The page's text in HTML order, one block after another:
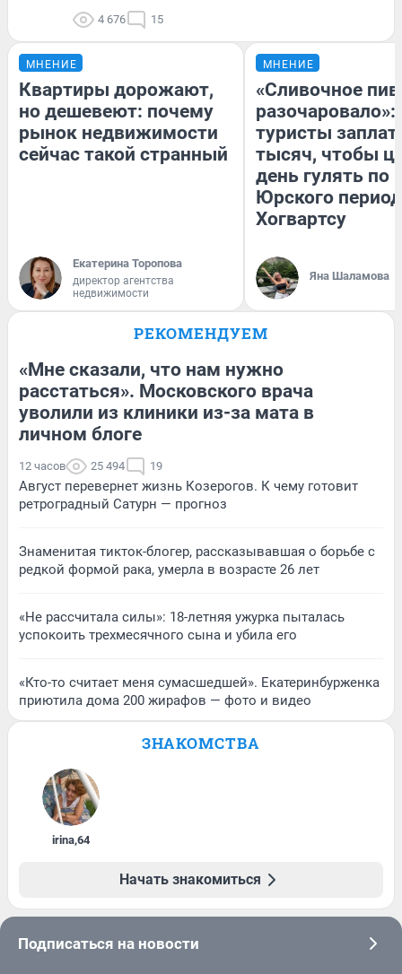
4 676 15
МНЕНИЕ
Квартиры дорожают,
но дешевеют: почему
рынок недвижимости
сейчас такой странный
Екатерина Торопова
директор агентства
недвижимости
МНЕНИЕ
«Сливочное
разочаровало»:
туристы
тысяч, чтобы
день гулять по
Юрского
Хогвартсу
Яна Шаламова
РЕКОМЕНДУЕМ
«Мне сказали, что нам нужно
расстаться». Московского врача
уволили из клиники из-за мата в
личном блоге
12 часов 25 494 19
Август перевернет жизнь Козерогов. К чему готовит
ретроградный Сатурн — прогноз
Знаменитая тикток-блогер, рассказывавшая о борьбе с
редкой формой рака, умерла в возрасте 26 лет
«Не рассчитала силы»: 18-летняя ужурка пыталась
успокоить трехмесячного сына и убила его
«Кто-то считает меня сумасшедшей». Екатеринбурженка
приютила дома 200 жирафов — фото и видео
ЗНАКОМСТВА
irina,64
Начать знакомиться
Подписаться на новости